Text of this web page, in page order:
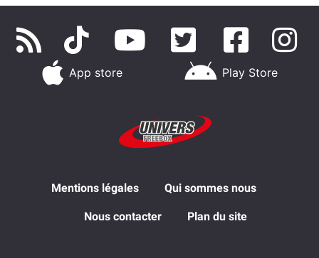
App store Play Store
Mentions légales Qui sommes nous
Nous contacter Plan du site